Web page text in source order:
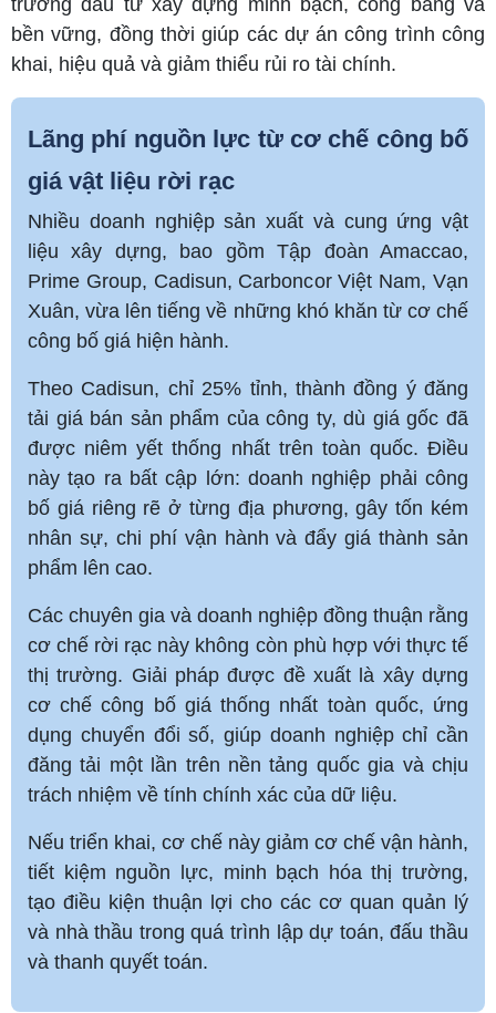
bền vững, đồng thời giúp các dự án công trình công
khai, hiệu quả và giảm thiểu rủi ro tài chính.
Lãng phí nguồn lực từ cơ chế công bố
giá vật liệu rời rạc
Nhiều doanh nghiệp sản xuất và cung ứng vật
liệu xây dựng, bao gồm Tập đoàn Amaccao,
Prime Group, Cadisun, Carboncor Việt Nam, Vạn
Xuân, vừa lên tiếng về những khó khăn từ cơ chế
công bố giá hiện hành.
Theo Cadisun, chỉ 25% tỉnh, thành đồng ý đăng
tải giá bán sản phẩm của công ty, dù giá gốc đã
được niêm yết thống nhất trên toàn quốc. Điều
này tạo ra bất cập lớn: doanh nghiệp phải công
bố giá riêng rẽ ở từng địa phương, gây tốn kém
nhân sự, chi phí vận hành và đẩy giá thành sản
phẩm lên cao.
Các chuyên gia và doanh nghiệp đồng thuận rằng
cơ chế rời rạc này không còn phù hợp với thực tế
thị trường. Giải pháp được đề xuất là xây dựng
cơ chế công bố giá thống nhất toàn quốc, ứng
dụng chuyển đổi số, giúp doanh nghiệp chỉ cần
đăng tải một lần trên nền tảng quốc gia và chịu
trách nhiệm về tính chính xác của dữ liệu.
Nếu triển khai, cơ chế này giảm cơ chế vận hành,
tiết kiệm nguồn lực, minh bạch hóa thị trường,
tạo điều kiện thuận lợi cho các cơ quan quản lý
và nhà thầu trong quá trình lập dự toán, đấu thầu
và thanh quyết toán.